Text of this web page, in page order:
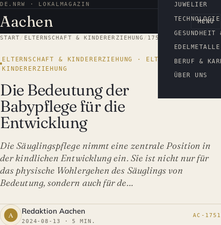
DE.NRW · LOKALMAGAZIN AACHEN
Aachen MENÜ
JUWELIER
EDELMETALLE
BERUF &
ÜBER UNS
START/ ELTERNSCHAFT & KINDERERZIEHUNG / 1751
ELTERNSCHAFT & KINDERERZIEHUNG · ELTERNSCHAFT &
KINDERERZIEHUNG
Die Bedeutung der
Babypflege für die
Entwicklung
Die Säuglingspflege nimmt eine zentrale Position in
der kindlichen Entwicklung ein. Sie ist nicht nur für
das physische Wohlergehen des Säuglings von
Bedeutung, sondern auch für de…
Redaktion Aachen
2024-08-13 · 5 MIN.
AC-1751